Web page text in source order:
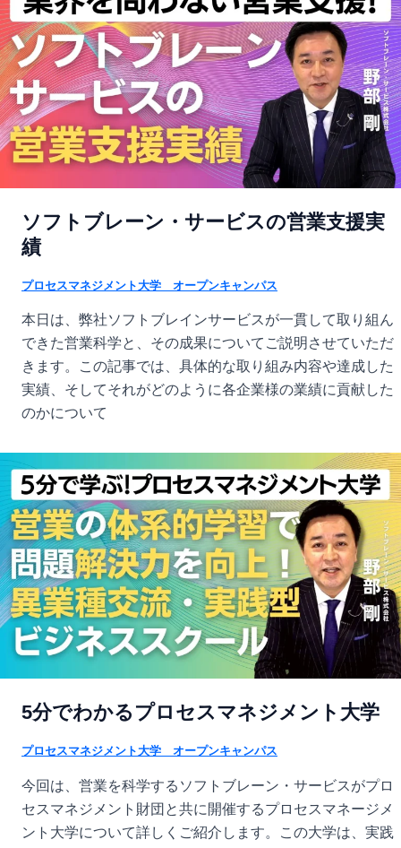
ソフトブレーン・サービスの営業支援実
績
プロセスマネジメント大学 オープンキャンパス
本日は、弊社ソフトブレインサービスが一貫して取り組ん
できた営業科学と、その成果についてご説明させていただ
きます。この記事では、具体的な取り組み内容や達成した
実績、そしてそれがどのように各企業様の業績に貢献した
のかについて
5分でわかるプロセスマネジメント大学
プロセスマネジメント大学 オープンキャンパス
今回は、営業を科学するソフトブレーン・サービスがプロ
セスマネジメント財団と共に開催するプロセスマネージメ
ント大学について詳しくご紹介します。この大学は、実践